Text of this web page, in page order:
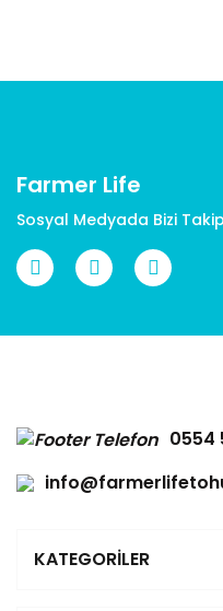
Farmer Life
Sosyal Medyada Bizi
0554
KATEGORİLER